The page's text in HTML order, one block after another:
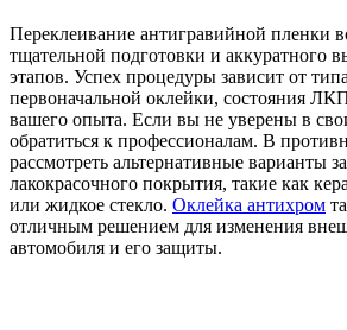
Переклеивание антигравийной пленки
тщательной подготовки и аккуратного
этапов. Успех процедуры зависит от
первоначальной оклейки, состояния
вашего опыта. Если вы не уверены в
обратиться к профессионалам. В
рассмотреть альтернативные варианты
лакокрасочного покрытия, такие как
или жидкое стекло. Оклейка антихром
отличным решением для изменения
автомобиля и его защиты.